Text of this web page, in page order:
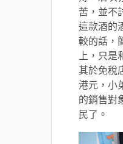
苦，並不
這款酒的
較的話，
上，只是
其於免稅
港元，小
的銷售對
民了。